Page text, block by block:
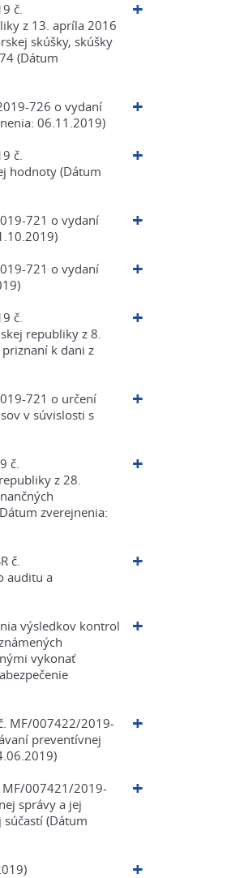
č.
z 13. apríla 2016
skúšky, skúšky
(Dátum
726 o vydaní
06.11.2019)
č.
hodnoty (Dátum
721 o vydaní
721 o vydaní
č.
republiky z 8.
k dani z
721 o určení
v súvislosti s
č.
z 28.
zverejnenia:
č.
auditu a
výsledkov kontrol
vykonať
MF/007422/2019-
preventívnej
MF/007421/2019-
správy a jej
(Dátum